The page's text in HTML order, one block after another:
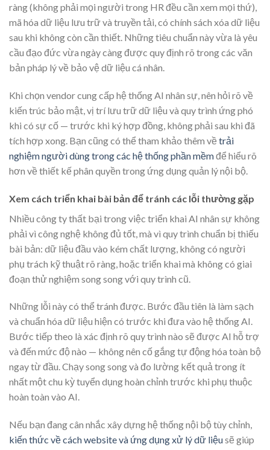
ràng (không phải mọi người trong HR đều cần xem mọi thứ),
mã hóa dữ liệu lưu trữ và truyền tải, có chính sách xóa dữ liệu
sau khi không còn cần thiết. Những tiêu chuẩn này vừa là yêu
cầu đạo đức vừa ngày càng được quy định rõ trong các văn
bản pháp lý về bảo vệ dữ liệu cá nhân.
Khi chọn vendor cung cấp hệ thống AI nhân sự, nên hỏi rõ về
kiến trúc bảo mật, vị trí lưu trữ dữ liệu và quy trình ứng phó
khi có sự cố — trước khi ký hợp đồng, không phải sau khi đã
tích hợp xong. Bạn cũng có thể tham khảo thêm về trải
nghiệm người dùng trong các hệ thống phần mềmđể hiểu rõ
hơn về thiết kế phân quyền trong ứng dụng quản lý nội bộ.
Xem cách triển khai bài bản để tránh các lỗi thường gặp
Nhiều công ty thất bại trong việc triển khai AI nhân sự không
phải vì công nghệ không đủ tốt, mà vì quy trình chuẩn bị thiếu
bài bản: dữ liệu đầu vào kém chất lượng, không có người
phụ trách kỹ thuật rõ ràng, hoặc triển khai mà không có giai
đoạn thử nghiệm song song với quy trình cũ.
Những lỗi này có thể tránh được. Bước đầu tiên là làm sạch
và chuẩn hóa dữ liệu hiện có trước khi đưa vào hệ thống AI.
Bước tiếp theo là xác định rõ quy trình nào sẽ được AI hỗ trợ
và đến mức độ nào — không nên cố gắng tự động hóa toàn bộ
ngay từ đầu. Chạy song song và đo lường kết quả trong ít
nhất một chu kỳ tuyển dụng hoàn chỉnh trước khi phụ thuộc
hoàn toàn vào AI.
Nếu bạn đang cân nhắc xây dựng hệ thống nội bộ tùy chỉnh,
kiến thức về cách website và ứng dụng xử lý dữ liệusẽ giúp